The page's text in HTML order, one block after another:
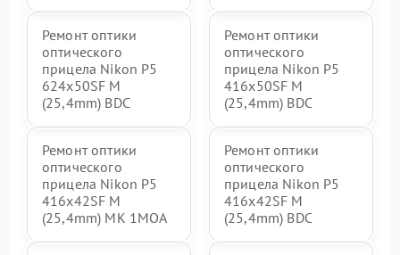
Ремонт оптики
оптического
прицела Nikon P5
624x50SF M
(25,4mm) BDC
Ремонт оптики
оптического
прицела Nikon P5
416x50SF M
(25,4mm) BDC
Ремонт оптики
оптического
прицела Nikon P5
416x42SF M
(25,4mm) MK 1MOA
Ремонт оптики
оптического
прицела Nikon P5
416x42SF M
(25,4mm) BDC